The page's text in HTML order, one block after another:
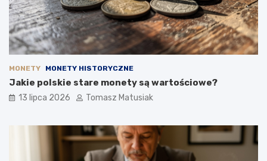
MONETY MONETY HISTORYCZNE
Jakie polskie stare monety są wartościowe?
13 lipca 2026 Tomasz Matusiak